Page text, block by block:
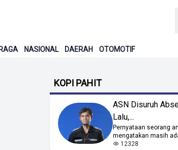
NASIONAL DAERAH OTOMOTIF
KOPI PAHIT
ASN Disuruh
Lalu,...
Pernyataan seorang
mengatakan masih
12328